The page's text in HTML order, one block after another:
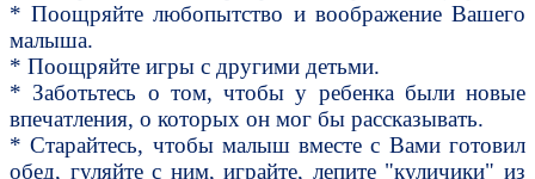
* Поощряйте любопытство и воображение Вашего
малыша.
* Поощряйте игры с другими детьми.
* Заботьтесь о том, чтобы у ребенка были новые
впечатления, о которых он мог бы рассказывать.
* Старайтесь, чтобы малыш вместе с Вами готовил
обед, гуляйте с ним, играйте, лепите "куличики" из